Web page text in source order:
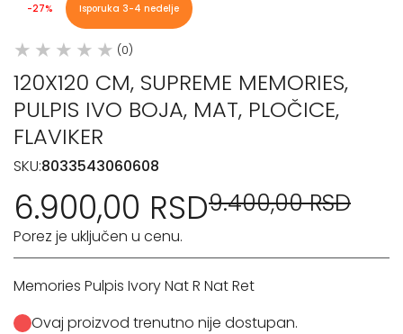
-27% Isporuka 3-4 nedelje
(0)
120X120 CM, SUPREME MEMORIES,
PULPIS IVO BOJA, MAT, PLOČICE,
FLAVIKER
SKU:8033543060608
6.900,00 RSD9.400,00 RSD
Porez je uključen u cenu.
Memories Pulpis Ivory Nat R Nat Ret
Ovaj proizvod trenutno nije dostupan.